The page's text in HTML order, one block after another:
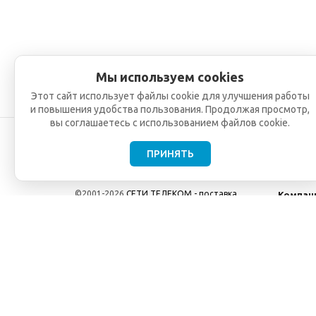
©2001-2026 СЕТИ ТЕЛЕКОМ - поставка,
Мы используем cookies
Этот сайт использует файлы cookie для улучшения работы
и повышения удобства пользования. Продолжая просмотр,
вы соглашаетесь с использованием файлов cookie.
ПРИНЯТЬ